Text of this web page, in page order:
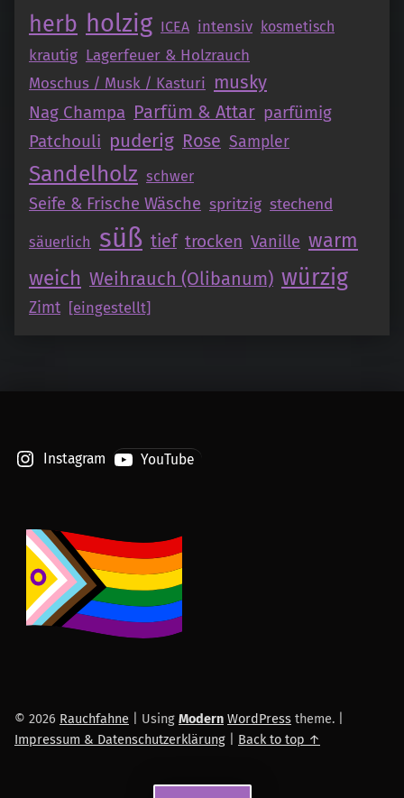
herb holzig ICEA intensiv kosmetisch
krautig Lagerfeuer & Holzrauch
Moschus / Musk / Kasturi musky
Nag Champa Parfüm & Attar parfümig
Patchouli puderig Rose Sampler
Sandelholz schwer
Seife & Frische Wäsche spritzig stechend
säuerlich süß tief trocken Vanille warm
weich Weihrauch (Olibanum) würzig
Zimt [eingestellt]
Instagram YouTube
© 2026 Rauchfahne Using Modern WordPress theme.
Impressum & Datenschutzerklärung
Back to top ↑